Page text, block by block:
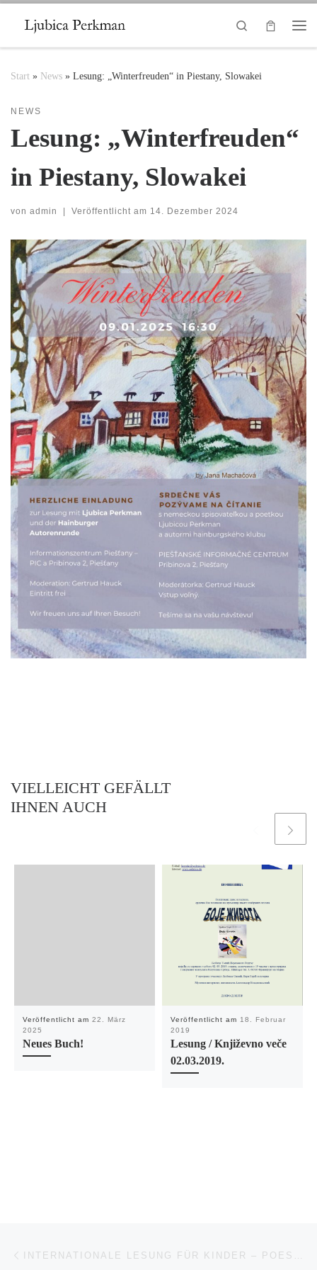
Zum Inhalt springen
Search
Start » News » Lesung: „Winterfreuden“ in Piestany, Slowakei
NEWS
Lesung: „Winterfreuden“
in Piestany, Slowakei
von admin | Veröffentlicht am 14. Dezember 2024
VIELLEICHT GEFÄLLT
IHNEN AUCH
Veröffentlicht am 22. März
2025
Neues Buch!
Veröffentlicht am 18. Februar
2019
Lesung / Književno veče
02.03.2019.
Beitragsnavigation